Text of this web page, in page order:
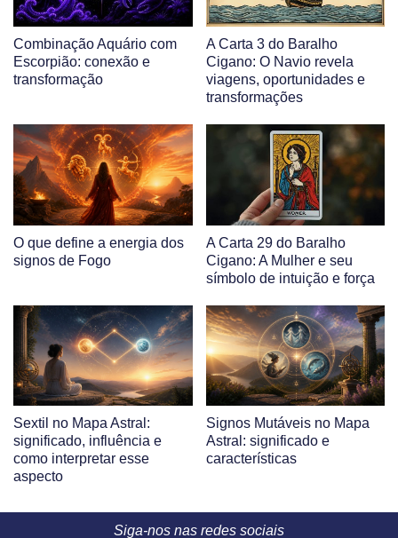
Combinação Aquário com
Escorpião: conexão e
transformação
A Carta 3 do Baralho
Cigano: O Navio revela
viagens, oportunidades e
transformações
O que define a energia dos
signos de Fogo
A Carta 29 do Baralho
Cigano: A Mulher e seu
símbolo de intuição e força
Sextil no Mapa Astral:
significado, influência e
como interpretar esse
aspecto
Signos Mutáveis no Mapa
Astral: significado e
características
Siga-nos nas redes sociais